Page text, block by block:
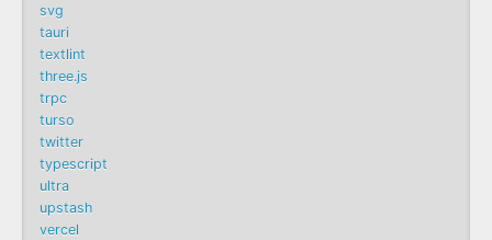
svg
tauri
textlint
three.js
trpc
turso
twitter
typescript
ultra
upstash
vercel